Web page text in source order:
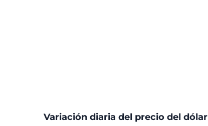
Variación diaria del precio del dólar